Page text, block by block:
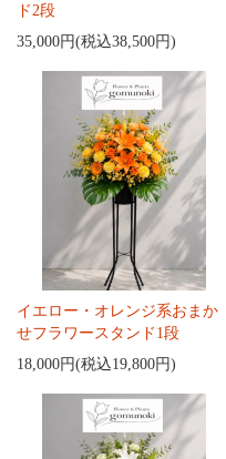
ド2段
35,000円(税込38,500円)
イエロー・オレンジ系おまか
せフラワースタンド1段
18,000円(税込19,800円)